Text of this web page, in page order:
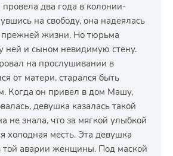
два года в колонии-
на свободу, она надеялась
прежней жизни. Но тюрьма
ней и сыном невидимую стену.
на прослушивании в
от матери, старался быть
Когда он привел в дом Машу,
девушка казалась такой
не знала, что за мягкой улыбкой
холодная месть. Эта девушка
той аварии женщины. Под маской